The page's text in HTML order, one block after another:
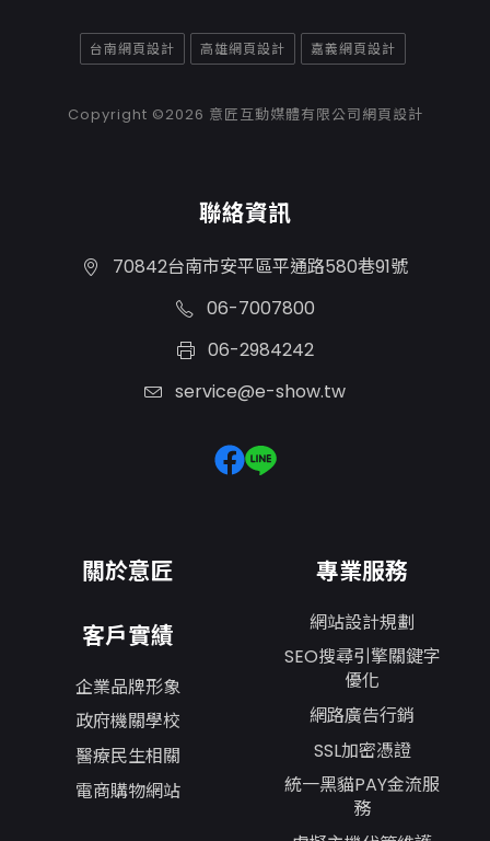
台南網頁設計 高雄網頁設計 嘉義網頁設計
Copyright ©2026 意匠互動媒體有限公司網頁設計
聯絡資訊
70842台南市安平區平通路580巷91號
06-7007800
06-2984242
service@e-show.tw
關於意匠
客戶實績
企業品牌形象
政府機關學校
醫療民生相關
電商購物網站
專業服務
網站設計規劃
SEO搜尋引擎關鍵字
優化
網路廣告行銷
SSL加密憑證
統一黑貓PAY金流服
務